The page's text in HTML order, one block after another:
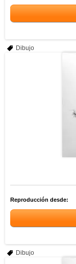
Dibujo
Reproducción desde:
Dibujo